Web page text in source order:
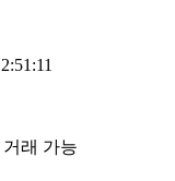
래 가능